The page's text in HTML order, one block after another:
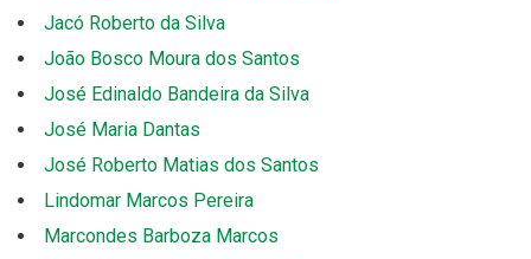
Jacó Roberto da Silva
João Bosco Moura dos Santos
José Edinaldo Bandeira da Silva
José Maria Dantas
José Roberto Matias dos Santos
Lindomar Marcos Pereira
Marcondes Barboza Marcos